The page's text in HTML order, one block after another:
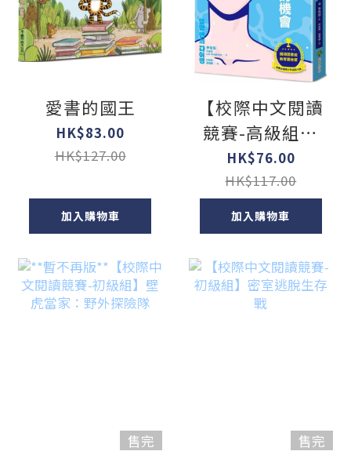
愛書的國王
HK$83.00
HK$127.00
加入購物車
【校際中文閱讀
競賽-高級組】
一萬次跳水，換
一次發光的機會
【韓國圖書館、
教育廳推薦，班
書必選青少年成
長小說】
HK$76.00
HK$117.00
加入購物車
售完 售完